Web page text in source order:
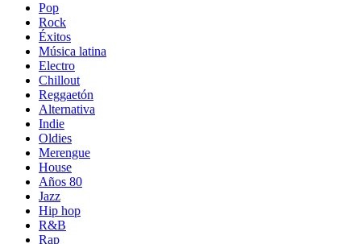
Pop
Rock
Éxitos
Música latina
Electro
Chillout
Reggaetón
Alternativa
Indie
Oldies
Merengue
House
Años 80
Jazz
Hip hop
R&B
Rap